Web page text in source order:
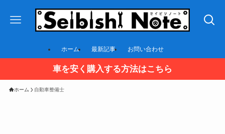
ホーム 最新記事 お問い合わせ
車を安く購入する方法はこちら
ホーム 自動車整備士